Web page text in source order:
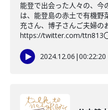
能登で出会った人々の、今
は、能登島の赤土で有機野
充さん、博子さんご夫婦の
https://twitter.com/ttn813
2024.12.06 |00:22:20